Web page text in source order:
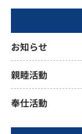
お知らせ
親睦活動
奉仕活動